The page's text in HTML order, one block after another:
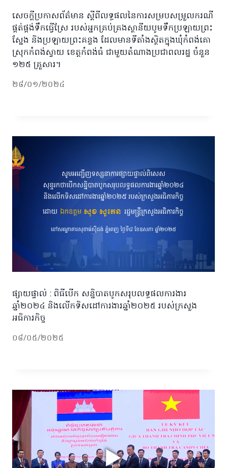
សេចក្តីប្រកាសព័ត៌មាន ស្តីពីលទ្ធផលនៃការសម្របសម្រួលករណី
ផ្គត់ផ្គង់ទឹកធ្វើស្រែ របស់អ្នកគ្រប់គ្រងស្ថានីយបូមទឹកប្រឡាយព្រះ
ស្នែង និងប្រឡាយព្រះគន្លង ដែលមានទីតាំងស្ថិតក្នុងឃុំកំពង់គោ
ស្រុកកំពង់ស្វាយ ខេត្តកំពង់ធំ ជាមួយតំណាងប្រជាពលរដ្ឋ ចំនួន
១២៥ គ្រួសារ។
២៨/០១/២០២៤
ផ្សាយផ្ទាល់​ : ពិធីបើក សន្និបាតបូកសរុបលទ្ធផលការងារ
ឆ្នាំ២០២៤ និងលើកទិសដៅការងារឆ្នាំ២០២៥ របស់ក្រសួង
អធិការកិច្ច
០៨/០៥/២០២៥